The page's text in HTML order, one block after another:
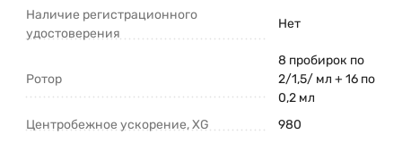
Наличие регистрационного
удостоверения
Нет
Ротор
8 пробирок по
2/1,5/ мл + 16 по
0,2 мл
Центробежное ускорение, XG
980